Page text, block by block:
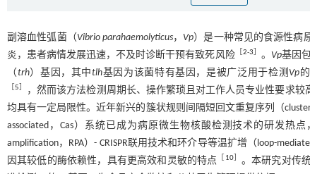
副溶血性弧菌（Vibrio parahaemolyticus， Vp）是一种常见的食源性病
炎，患者病情发展迅速，不及时诊断干预有致死风险［ 2-3 。 Vp基因
（trh）基因，其中tlh基因为该菌特有基因，是被广泛用于检测 Vp
［5 ，然而该方法检测周期长、操作繁琐且对工作人员专业性要求
均具有一定局限性。近年新兴的簇状规则间隔短回文重复序列（
associated，Cas）系统已成为病原微生物核酸检测技术的研发热
amplification，RPA）- CRISPR联用技术和环介导等温扩增（loop-
因其较低的酶依赖性，具有更高效和灵敏的特点
10］ 。本研究对传统